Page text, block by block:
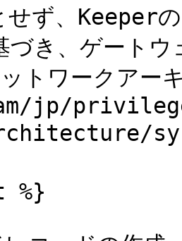
せず、Keeper
づき、ゲート
トワークアー
jp/
%}